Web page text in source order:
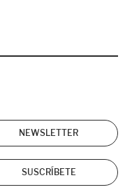
NEWSLETTER
SUSCRÍBETE